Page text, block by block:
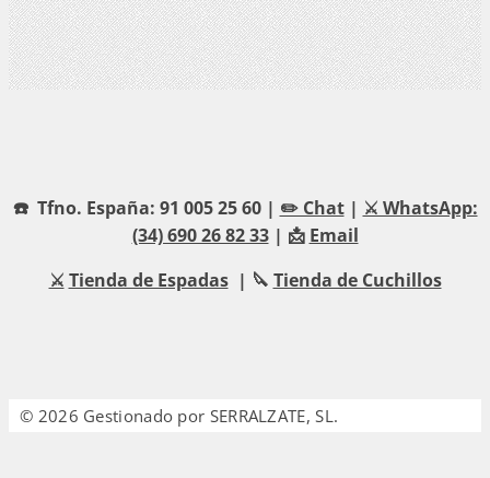
☎️ Tfno. España: 91 005 25 60 | ✏️ Chat| ⚔️ WhatsApp:
(34) 690 26 82 33| 📩 Email
⚔️ Tienda de Espadas| 🔪 Tienda de Cuchillos
© 2026 Gestionado por SERRALZATE, SL.